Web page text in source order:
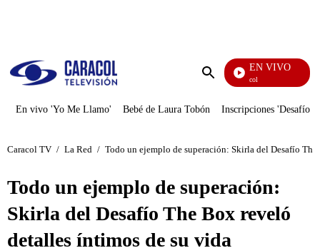
Enviar
EN VIVO
Noticias Caracol
En vivo 'Yo Me Llamo' Bebé de Laura Tobón Inscripciones 'Desafío'
Caracol TV / La Red / Todo un ejemplo de superación: Skirla del Desafío
Todo un ejemplo de superación:
Skirla del Desafío The Box reveló
detalles íntimos de su vida